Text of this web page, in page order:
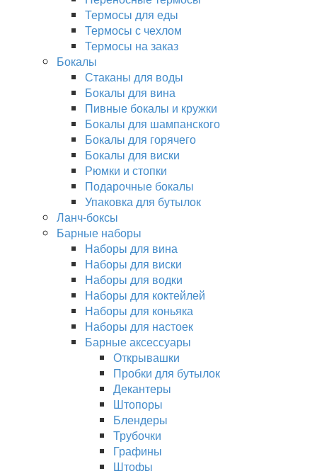
Термосы для еды
Термосы с чехлом
Термосы на заказ
Бокалы
Стаканы для воды
Бокалы для вина
Пивные бокалы и кружки
Бокалы для шампанского
Бокалы для горячего
Бокалы для виски
Рюмки и стопки
Подарочные бокалы
Упаковка для бутылок
Ланч-боксы
Барные наборы
Наборы для вина
Наборы для виски
Наборы для водки
Наборы для коктейлей
Наборы для коньяка
Наборы для настоек
Барные аксессуары
Открывашки
Пробки для бутылок
Декантеры
Штопоры
Блендеры
Трубочки
Графины
Штофы